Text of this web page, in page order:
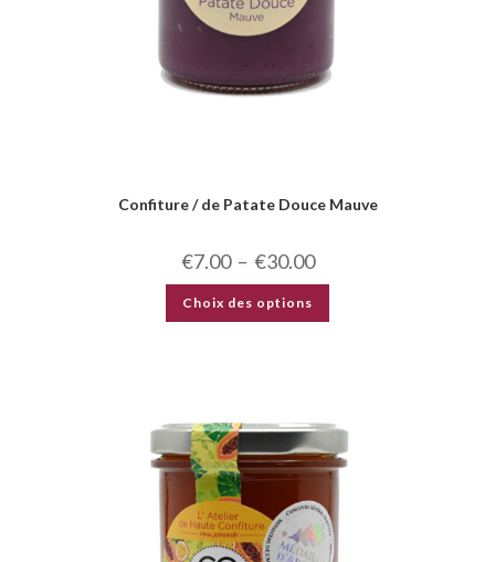
Confiture / de Patate Douce Mauve
€7.00 – €30.00
Choix des options